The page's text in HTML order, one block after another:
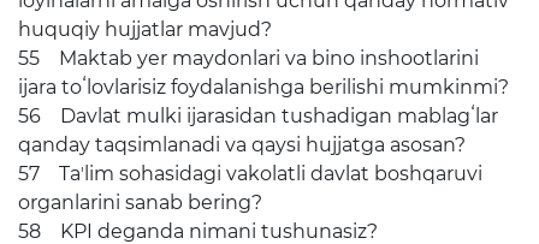
huquqiy hujjatlar mavjud?
55 Maktab yer maydonlari va bino inshootlarini
ijara toʻlovlarisiz foydalanishga berilishi mumkinmi?
56 Davlat mulki ijarasidan tushadigan mablagʻlar
qanday taqsimlanadi va qaysi hujjatga asosan?
57 Taʼlim sohasidagi vakolatli davlat boshqaruvi
organlarini sanab bering?
58 KPI deganda nimani tushunasiz?